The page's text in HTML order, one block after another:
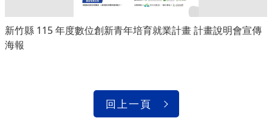
新竹縣 115 年度數位創新青年培育就業計畫 計畫說明會宣傳
海報
回上一頁